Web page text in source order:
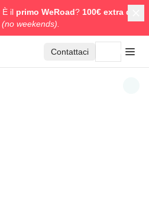
. È il primo WeRoad? 100€ extra di
(no weekends).
Contattaci